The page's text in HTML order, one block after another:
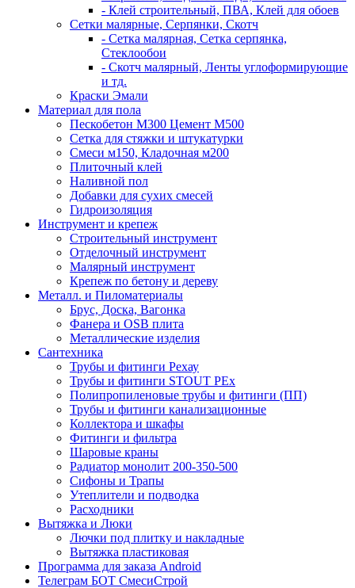
- Клей строительный, ПВА, Клей для обоев
Сетки малярные, Серпянки, Скотч
- Сетка малярная, Сетка серпянка,
Стеклообои
- Скотч малярный, Ленты углоформирующие
и тд.
Краски Эмали
Материал для пола
Пескобетон М300 Цемент М500
Сетка для стяжки и штукатурки
Смеси м150, Кладочная м200
Плиточный клей
Наливной пол
Добавки для сухих смесей
Гидроизоляция
Инструмент и крепеж
Строительный инструмент
Отделочный инструмент
Малярный инструмент
Крепеж по бетону и дереву
Металл. и Пиломатериалы
Брус, Доска, Вагонка
Фанера и OSB плита
Металлические изделия
Сантехника
Трубы и фитинги Рехау
Трубы и фитинги STOUT PEx
Полипропиленовые трубы и фитинги (ПП)
Трубы и фитинги канализационные
Коллектора и шкафы
Фитинги и фильтра
Шаровые краны
Радиатор монолит 200-350-500
Сифоны и Трапы
Утеплители и подводка
Расходники
Вытяжка и Люки
Лючки под плитку и накладные
Вытяжка пластиковая
Программа для заказа Android
Телеграм БОТ СмесиСтрой